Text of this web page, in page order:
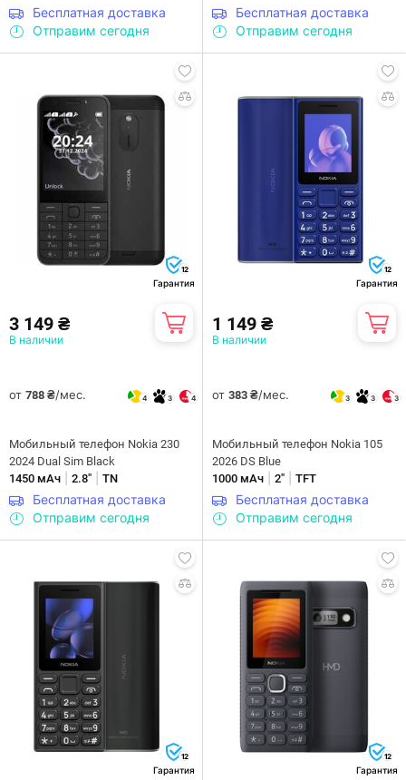
Бесплатная доставка
Отправим сегодня
Бесплатная доставка
Отправим сегодня
12
Гарантия
3 149 ₴
В наличии
от 788 ₴/мес. 4 3 4
Мобильный телефон Nokia 230
2024 Dual Sim Black
1450 мАч
2.8" TN
Бесплатная доставка
Отправим сегодня
12
Гарантия
1 149 ₴
В наличии
от 383 ₴/мес. 3 3 3
Мобильный телефон Nokia 105
2026 DS Blue
1000 мАч
2" TFT
Бесплатная доставка
Отправим сегодня
12
Гарантия
12
Гарантия